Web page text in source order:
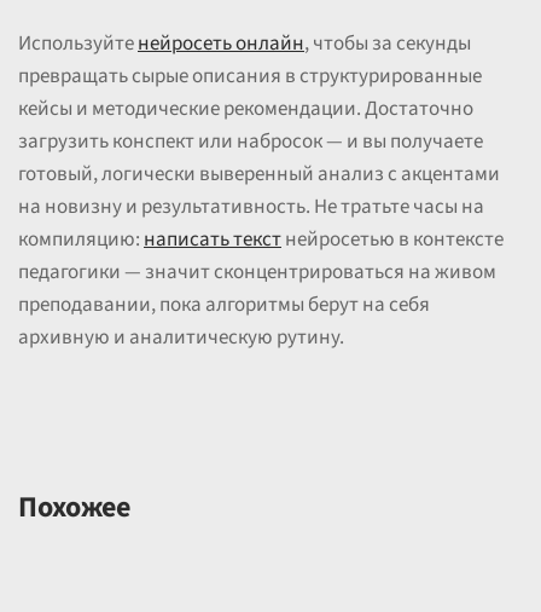
Используйтенейросеть онлайн, чтобы за секунды
превращать сырые описания в структурированные
кейсы и методические рекомендации. Достаточно
загрузить конспект или набросок — и вы получаете
готовый, логически выверенный анализ с акцентами
на новизну и результативность. Не тратьте часы на
компиляцию:написать текстнейросетью в контексте
педагогики — значит сконцентрироваться на живом
преподавании, пока алгоритмы берут на себя
архивную и аналитическую рутину.
Похожее